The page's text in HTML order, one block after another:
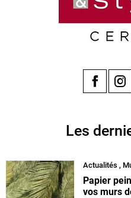
Les
Actualités ,
Papier
vos murs